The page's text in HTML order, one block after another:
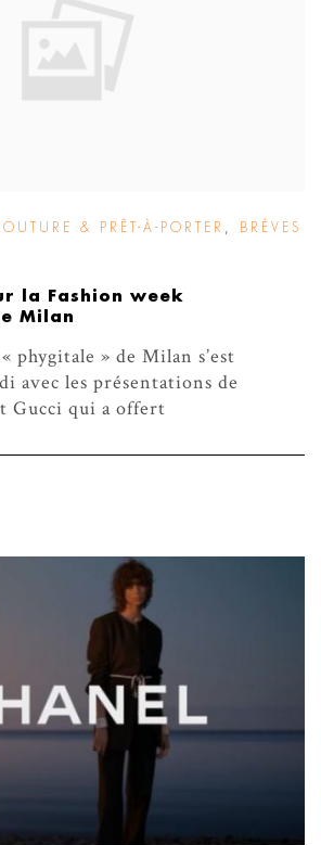
& PRÊT-À-PORTER BRÈVES
la Fashion week
Milan
phygitale » de Milan s’est
avec les présentations de
Gucci qui a offert